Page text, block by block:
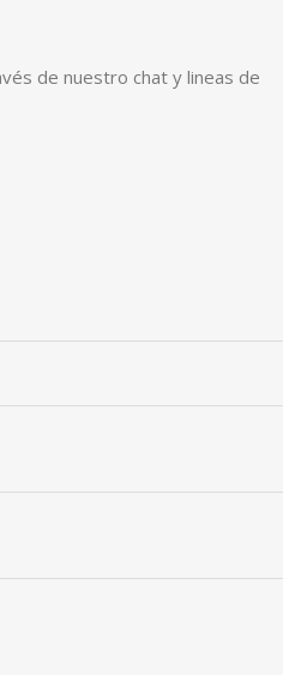
de nuestro chat y lineas de